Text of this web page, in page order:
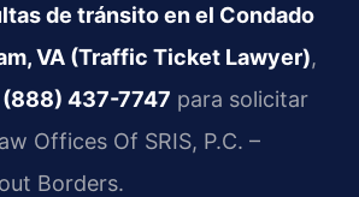
de tránsito en el Condado
VA (Traffic Ticket Lawyer),
(888) 437-7747 para solicitar
Offices Of SRIS, P.C. –
Borders.